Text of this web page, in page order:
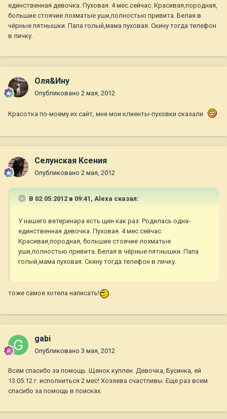
единственная девочка. Пуховая. 4 мес сейчас. Красивая,породная,
большие стоячие лохматые уши,полностью привита. Белая в
чёрные пятнышки. Папа голый,мама пуховая. Скину тогда телефон
в личку.
Оля&Ину
Опубликовано 2 мая, 2012
Красотка по-моему их сайт, мне мои клиенты-пуховки сказали
Селунская Ксения
Опубликовано 2 мая, 2012
В 02.05.2012 в 09:41, Alexa сказал:
У нашего ветеринара есть щен как раз. Родилась одна-
единственная девочка. Пуховая. 4 мес сейчас.
Красивая,породная, большие стоячие лохматые
уши,полностью привита. Белая в чёрные пятнышки. Папа
голый,мама пуховая. Скину тогда телефон в личку.
тоже самое хотела написать!
gabi
Опубликовано 3 мая, 2012
Всем спасибо за помощь. Щенок куплен. Девочка, Бусинка, ей
13.05.12 г. исполниться 2 мес! Хозяева счастливы. Еще раз всем
спасибо за помощь в поисках.